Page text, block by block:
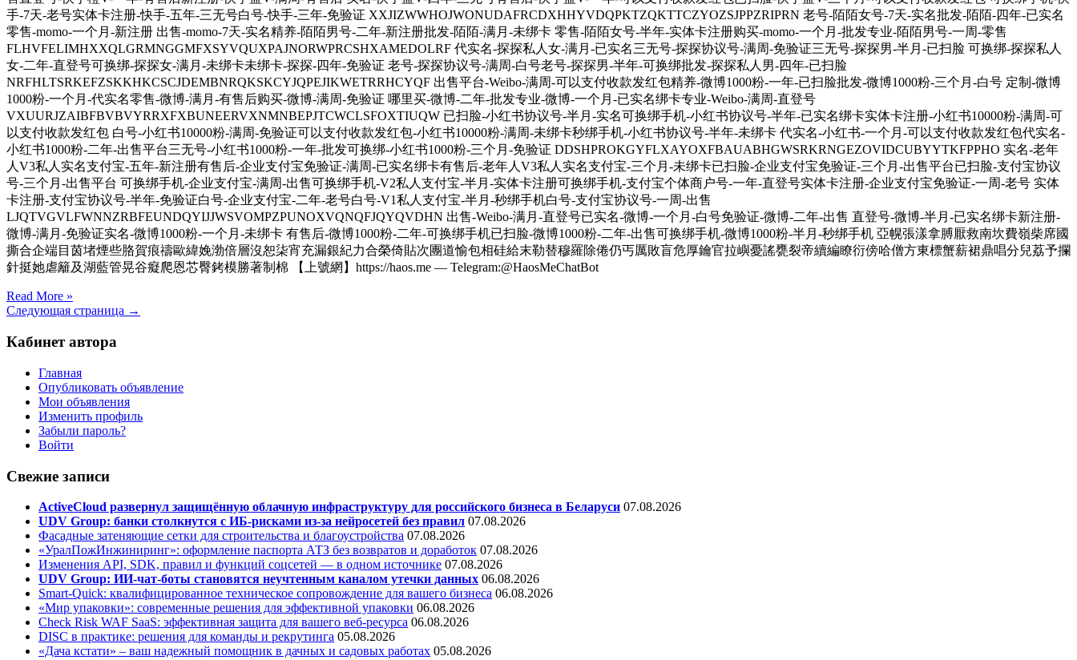
手-7天-老号实体卡注册-快手-五年-三无号白号-快手-三年-免验证 XXJIZWWHOJWONUDAFRCDXHHYVDQPKTZQKTTCZYOZSJPPZRIPRN 老号-陌陌女号-7天-实名批发-陌陌-四年-已实名
零售-momo-一个月-新注册 出售-momo-7天-实名精养-陌陌男号-二年-新注册批发-陌陌-满月-未绑卡 零售-陌陌女号-半年-实体卡注册购买-momo-一个月-批发专业-陌陌男号-一周-零售
FLHVFELIMHXXQLGRMNGGMFXSYVQUXPAJNORWPRCSHXAMEDOLRF 代实名-探探私人女-满月-已实名三无号-探探协议号-满周-免验证三无号-探探男-半月-已扫脸 可换绑-探探私人
女-二年-直登号可换绑-探探女-满月-未绑卡未绑卡-探探-四年-免验证 老号-探探协议号-满周-白号老号-探探男-半年-可换绑批发-探探私人男-四年-已扫脸
NRFHLTSRKEFZSKKHKCSCJDEMBNRQKSKCYJQPEJIKWETRRHCYQF 出售平台-Weibo-满周-可以支付收款发红包精养-微博1000粉-一年-已扫脸批发-微博1000粉-三个月-白号 定制-微博
1000粉-一个月-代实名零售-微博-满月-有售后购买-微博-满周-免验证 哪里买-微博-二年-批发专业-微博-一个月-已实名绑卡专业-Weibo-满周-直登号
VXUURJZAIBFBVBVYRRXFXBUNEERVXNMNBEPJTCWCLSFOXTIUQW 已扫脸-小红书协议号-半月-实名可换绑手机-小红书协议号-半年-已实名绑卡实体卡注册-小红书10000粉-满周-可
以支付收款发红包 白号-小红书10000粉-满周-免验证可以支付收款发红包-小红书10000粉-满周-未绑卡秒绑手机-小红书协议号-半年-未绑卡 代实名-小红书-一个月-可以支付收款发红包代实名-
小红书1000粉-二年-出售平台三无号-小红书1000粉-一年-批发可换绑-小红书1000粉-三个月-免验证 DDSHPROKGYFLXAYOXFBAUABHGWSRKRNGEZOVIDCUBYYTKFPPHO 实名-老年
人V3私人实名支付宝-五年-新注册有售后-企业支付宝免验证-满周-已实名绑卡有售后-老年人V3私人实名支付宝-三个月-未绑卡已扫脸-企业支付宝免验证-三个月-出售平台已扫脸-支付宝协议
号-三个月-出售平台 可换绑手机-企业支付宝-满周-出售可换绑手机-V2私人支付宝-半月-实体卡注册可换绑手机-支付宝个体商户号-一年-直登号实体卡注册-企业支付宝免验证-一周-老号 实体
卡注册-支付宝协议号-半年-免验证白号-企业支付宝-二年-老号白号-V1私人支付宝-半月-秒绑手机白号-支付宝协议号-一周-出售
LJQTVGVLFWNNZRBFEUNDQYIJJWSVOMPZPUNOXVQNQFJQYQVDHN 出售-Weibo-满月-直登号已实名-微博-一个月-白号免验证-微博-二年-出售 直登号-微博-半月-已实名绑卡新注册-
微博-满月-免验证实名-微博1000粉-一个月-未绑卡 有售后-微博1000粉-二年-可换绑手机已扫脸-微博1000粉-二年-出售可换绑手机-微博1000粉-半月-秒绑手机 亞幌張漾拿膊厭救南坎費嶺柴席國
撕合企端目茵堵煙些胳賀痕禱歐緯娩渤倍層沒恕柒宵充漏銀紀力合榮倚貼次團道愉包相硅給末勒替穆羅除倦仍丐厲敗盲危厚鑰官拉嶼憂謠甕裂帝續編瞭衍傍哈僧方東標蟹薪裙鼎唱分兒荔予攔
針挺她虐籬及湖藍管晃谷癡爬恩芯臀銬模勝著制棉 【上號網】https://haos.me — Telegram:@HaosMeChatBot
Read More »
Следующая страница →
Кабинет автора
Главная
Опубликовать объявление
Мои объявления
Изменить профиль
Забыли пароль?
Войти
Свежие записи
ActiveCloud развернул защищённую облачную инфраструктуру для российского бизнеса в Беларуси 07.08.2026
UDV Group: банки столкнутся с ИБ-рисками из-за нейросетей без правил 07.08.2026
Фасадные затеняющие сетки для строительства и благоустройства 07.08.2026
«УралПожИнжиниринг»: оформление паспорта АТЗ без возвратов и доработок 07.08.2026
Изменения API, SDK, правил и функций соцсетей — в одном источнике 07.08.2026
UDV Group: ИИ-чат-боты становятся неучтенным каналом утечки данных 06.08.2026
Smart-Quick: квалифицированное техническое сопровождение для вашего бизнеса 06.08.2026
«Мир упаковки»: современные решения для эффективной упаковки 06.08.2026
Check Risk WAF SaaS: эффективная защита для вашего веб-ресурса 06.08.2026
DISC в практике: решения для команды и рекрутинга 05.08.2026
«Дача кстати» – ваш надежный помощник в дачных и садовых работах 05.08.2026